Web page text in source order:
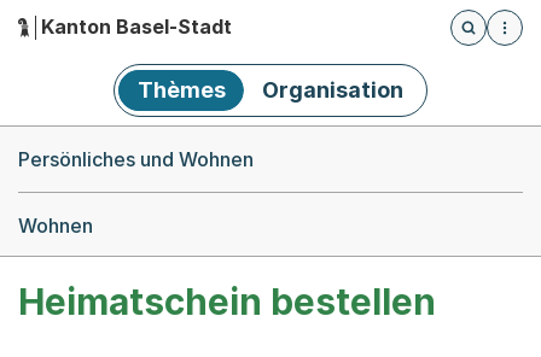
Hauptnavigation
Kanton Basel-Stadt
Öffnet
Thèmes Organisation
Persönliches und Wohnen
Wohnen
Heimatschein bestellen